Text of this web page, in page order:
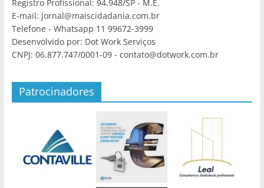
Registro Profissional: 94.948/SP - M.E.
E-mail: jornal@maiscidadania.com.br
Telefone - Whatsapp 11 99672-3999
Desenvolvido por: Dot Work Serviços
CNPJ: 06.877.747/0001-09 - contato@dotwork.com.br
Patrocinadores